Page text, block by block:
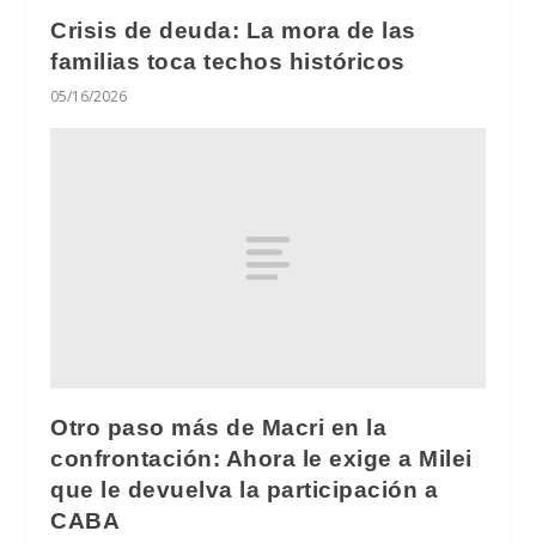
Crisis de deuda: La mora de las
familias toca techos históricos
05/16/2026
Otro paso más de Macri en la
confrontación: Ahora le exige a Milei
que le devuelva la participación a
CABA